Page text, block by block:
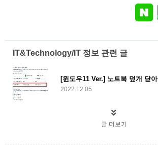
IT&Technology/IT 정보 관련 글
2022.12.05
글 더보기